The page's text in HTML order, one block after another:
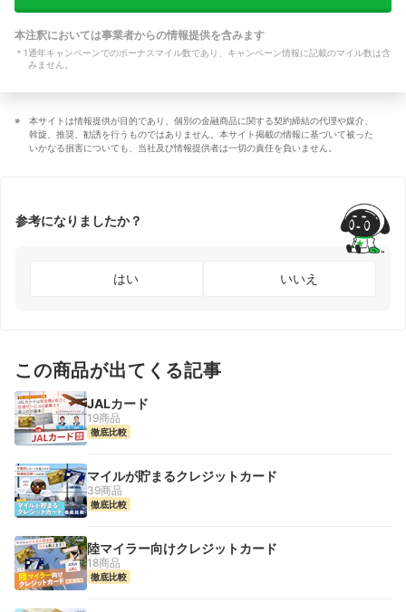
本注釈においては事業者からの情報提供を含みます
＊ 1通年キャンペーンでのボーナスマイル数であり、キャンペーン情報に記載のマイル数は含
みません。
本サイトは情報提供が目的であり、個別の金融商品に関する契約締結の代理や媒介、
斡旋、推奨、勧誘を行うものではありません。本サイト掲載の情報に基づいて被った
いかなる損害についても、当社及び情報提供者は一切の責任を負いません。
参考になりましたか？
はい いいえ
この商品が出てくる記事
JALカード
19商品
徹底比較
マイルが貯まるクレジットカード
39商品
徹底比較
陸マイラー向けクレジットカード
18商品
徹底比較